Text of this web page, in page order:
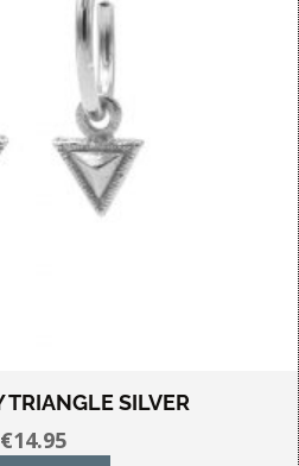
TRIANGLE SILVER
€14.95